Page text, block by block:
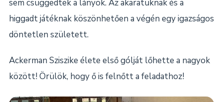
sem csüggedtek a lányok. Az akaratuknak és a
higgadt játéknak köszönhetően a végén egy igazságos
döntetlen született.
Ackerman Sziszike élete első gólját lőhette a nagyok
között! Örülök, hogy ő is felnőtt a feladathoz!